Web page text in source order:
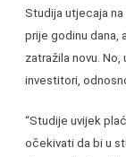
Studija utjecaja
prije godinu dana,
zatražila novu.
investitori,
“Studije uvijek
očekivati da bi u